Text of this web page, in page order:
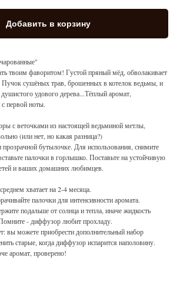
Добавить в корзину
твоим фаворитом! Густой пряный мёд, обволакивает
Пучок сушёных трав, брошенных в котелок ведьмы, и
удового дерева...Тёплый аромат,
первой ноты.
с веточками из настоящей ведьминой метлы,
(или нет, но какая разница?)
бутылочке. Для использования, снимите
палочки в горлышко. Поставьте на устойчивую
и ваших домашних любимцев.
хватает на 2-4 месяца.
палочки для интенсивности аромата.
подальше от солнца и тепла, иначе жидкость
- диффузор любит прохладу.
вы можете приобрести дополнительный набор
старые, когда диффузор испарится наполовину.
аромат, проверено!